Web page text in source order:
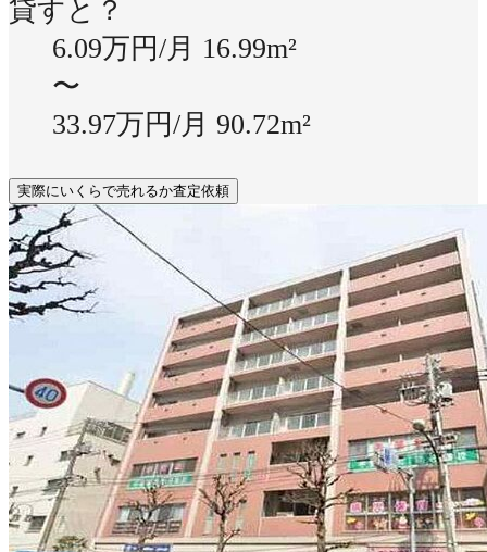
貸すと？
6.09万円/月 16.99m²
〜
33.97万円/月 90.72m²
実際にいくらで売れるか査定依頼